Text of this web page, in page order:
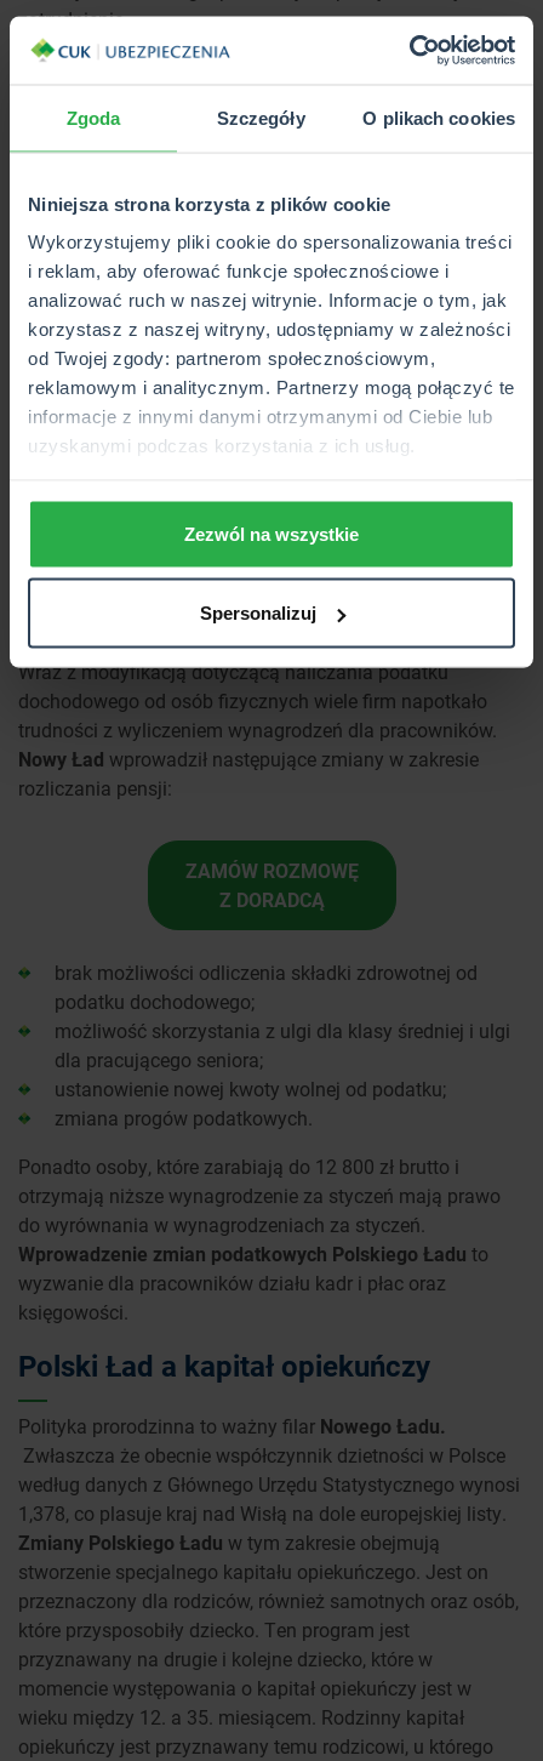
Zgoda Szczegóły O plikach cookies
Niniejsza strona korzysta z plików cookie
Wykorzystujemy pliki cookie do spersonalizowania treści
i reklam, aby oferować funkcje społecznościowe i
analizować ruch w naszej witrynie. Informacje o tym, jak
korzystasz z naszej witryny, udostępniamy w zależności
od Twojej zgody: partnerom społecznościowym,
reklamowym i analitycznym. Partnerzy mogą połączyć te
informacje z innymi danymi otrzymanymi od Ciebie lub
uzyskanymi podczas korzystania z ich usług.
Zezwól na wszystkie
Spersonalizuj
zatrudnienie.
Polski Ład – ulga dla pracującego
seniora
które pomimo osiągnięcia wieku emerytalnego nadal
wykonują pracę zarobkową i nie pobierają emerytury.
Dokładnie tacy podatnicy mają prawo do skorzystania z
ulgi dla pracującego seniora. Działa ona podobnie jak PIT-0
dla młodych. W związku z tym, pracownicy przed 25.
rokiem życia lub tacy, którzy osiągnęli wiek emerytalny nie
zapłacą podatku dochodowego za zarobki do kwoty
85 528 zł. Warto wiedzieć, że w tym przypadku reformy
Polskiego Ładu nie podniosły progu przy PIT-0. Seniorzy,
którzy chcą skorzystać z tej ulgi powinni złożyć stosowne
Polski Ład – a naliczanie wynagrodzeń
dla pracowników
Wraz z modyfikacją dotyczącą naliczania podatku
dochodowego od osób fizycznych wiele firm napotkało
trudności z wyliczeniem wynagrodzeń dla pracowników.
Nowy Ład wprowadził następujące zmiany w zakresie
rozliczania pensji:
ZAMÓW ROZMOWĘ
Z DORADCĄ
brak możliwości odliczenia składki zdrowotnej od
podatku dochodowego;
możliwość skorzystania z ulgi dla klasy średniej i ulgi
dla pracującego seniora;
ustanowienie nowej kwoty wolnej od podatku;
zmiana progów podatkowych.
Ponadto osoby, które zarabiają do 12 800 zł brutto i
otrzymają niższe wynagrodzenie za styczeń mają prawo
do wyrównania w wynagrodzeniach za styczeń.
Wprowadzenie zmian podatkowych Polskiego Ładu to
wyzwanie dla pracowników działu kadr i płac oraz
księgowości.
Polski Ład a kapitał opiekuńczy
Polityka prorodzinna to ważny filar Nowego Ładu.
Zwłaszcza że obecnie współczynnik dzietności w Polsce
według danych z Głównego Urzędu Statystycznego wynosi
1,378, co plasuje kraj nad Wisłą na dole europejskiej listy.
Zmiany Polskiego Ładu w tym zakresie obejmują
stworzenie specjalnego kapitału opiekuńczego. Jest on
przeznaczony dla rodziców, również samotnych oraz osób,
które przysposobiły dziecko. Ten program jest
przyznawany na drugie i kolejne dziecko, które w
momencie występowania o kapitał opiekuńczy jest w
wieku między 12. a 35. miesiącem. Rodzinny kapitał
opiekuńczy jest przyznawany temu rodzicowi, u którego